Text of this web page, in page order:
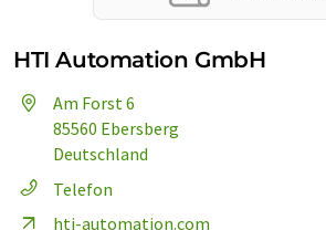
HTI Automation GmbH
Am Forst 6
85560 Ebersberg
Deutschland
Telefon
hti-automation.com